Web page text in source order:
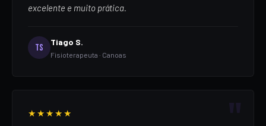
excelente e muito prática.
TS
Tiago S.
Fisioterapeuta · Canoas
★★★★★